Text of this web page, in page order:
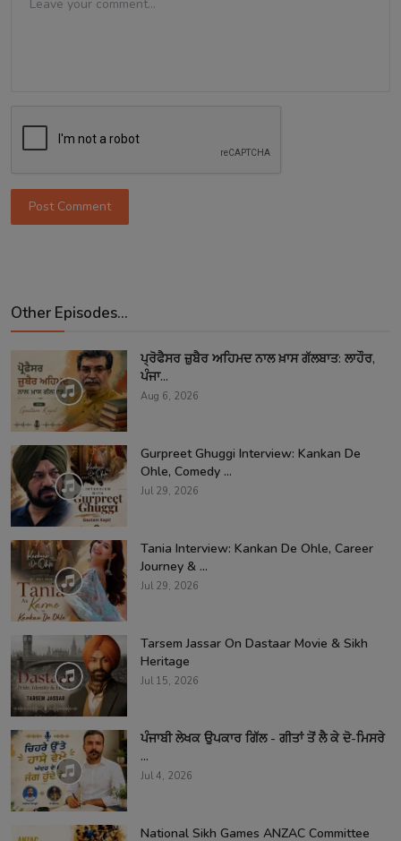
Post Comment
Other Episodes...
ਪ੍ਰੋਫੈਸਰ ਜ਼ੁਬੈਰ ਅਹਿਮਦ ਨਾਲ ਖ਼ਾਸ ਗੱਲਬਾਤ: ਲਾਹੌਰ,
ਪੰਜਾ...
Aug 6, 2026
Gurpreet Ghuggi Interview: Kankan De
Ohle, Comedy ...
Jul 29, 2026
Tania Interview: Kankan De Ohle, Career
Journey & ...
Jul 29, 2026
Tarsem Jassar On Dastaar Movie & Sikh
Heritage
Jul 15, 2026
ਪੰਜਾਬੀ ਲੇਖਕ ਉਪਕਾਰ ਗਿੱਲ - ਗੀਤਾਂ ਤੋਂ ਲੈ ਕੇ ਦੋ-ਮਿਸਰੇ
...
Jul 4, 2026
National Sikh Games ANZAC Committee